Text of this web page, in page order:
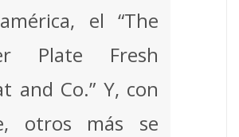
el “The
Plate Fresh
and Co.” Y, con
otros más se